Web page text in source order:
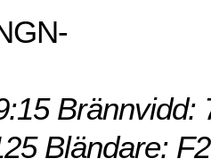
Brännvidd:
Bländare: